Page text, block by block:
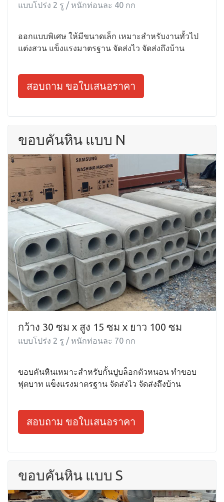
แบบโปร่ง 2 รู / หนักท่อนละ 40 กก
ออกแบบพิเศษ ให้มีขนาดเล็ก เหมาะสำหรับงานทั้วไป
แต่งสวน แข็งแรงมาตรฐาน จัดส่งไว จัดส่งถึงบ้าน
สอบถาม ขอใบเสนอราคา
ขอบคันหิน แบบ N
กว้าง 30 ซม x สูง 15 ซม x ยาว 100 ซม
แบบโปร่ง 2 รู / หนักท่อนละ 70 กก
ขอบคันหินเหมาะสำหรับกั้นปูบล็อกตัวหนอน ทำขอบ
ฟุตบาท แข็งแรงมาตรฐาน จัดส่งไว จัดส่งถึงบ้าน
สอบถาม ขอใบเสนอราคา
ขอบคันหิน แบบ S